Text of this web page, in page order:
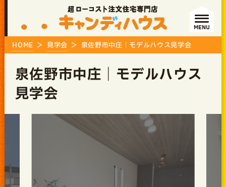
MENU
HOME 見学会 泉佐野市中庄｜モデルハウス見学会
泉佐野市中庄｜モデルハウス
見学会